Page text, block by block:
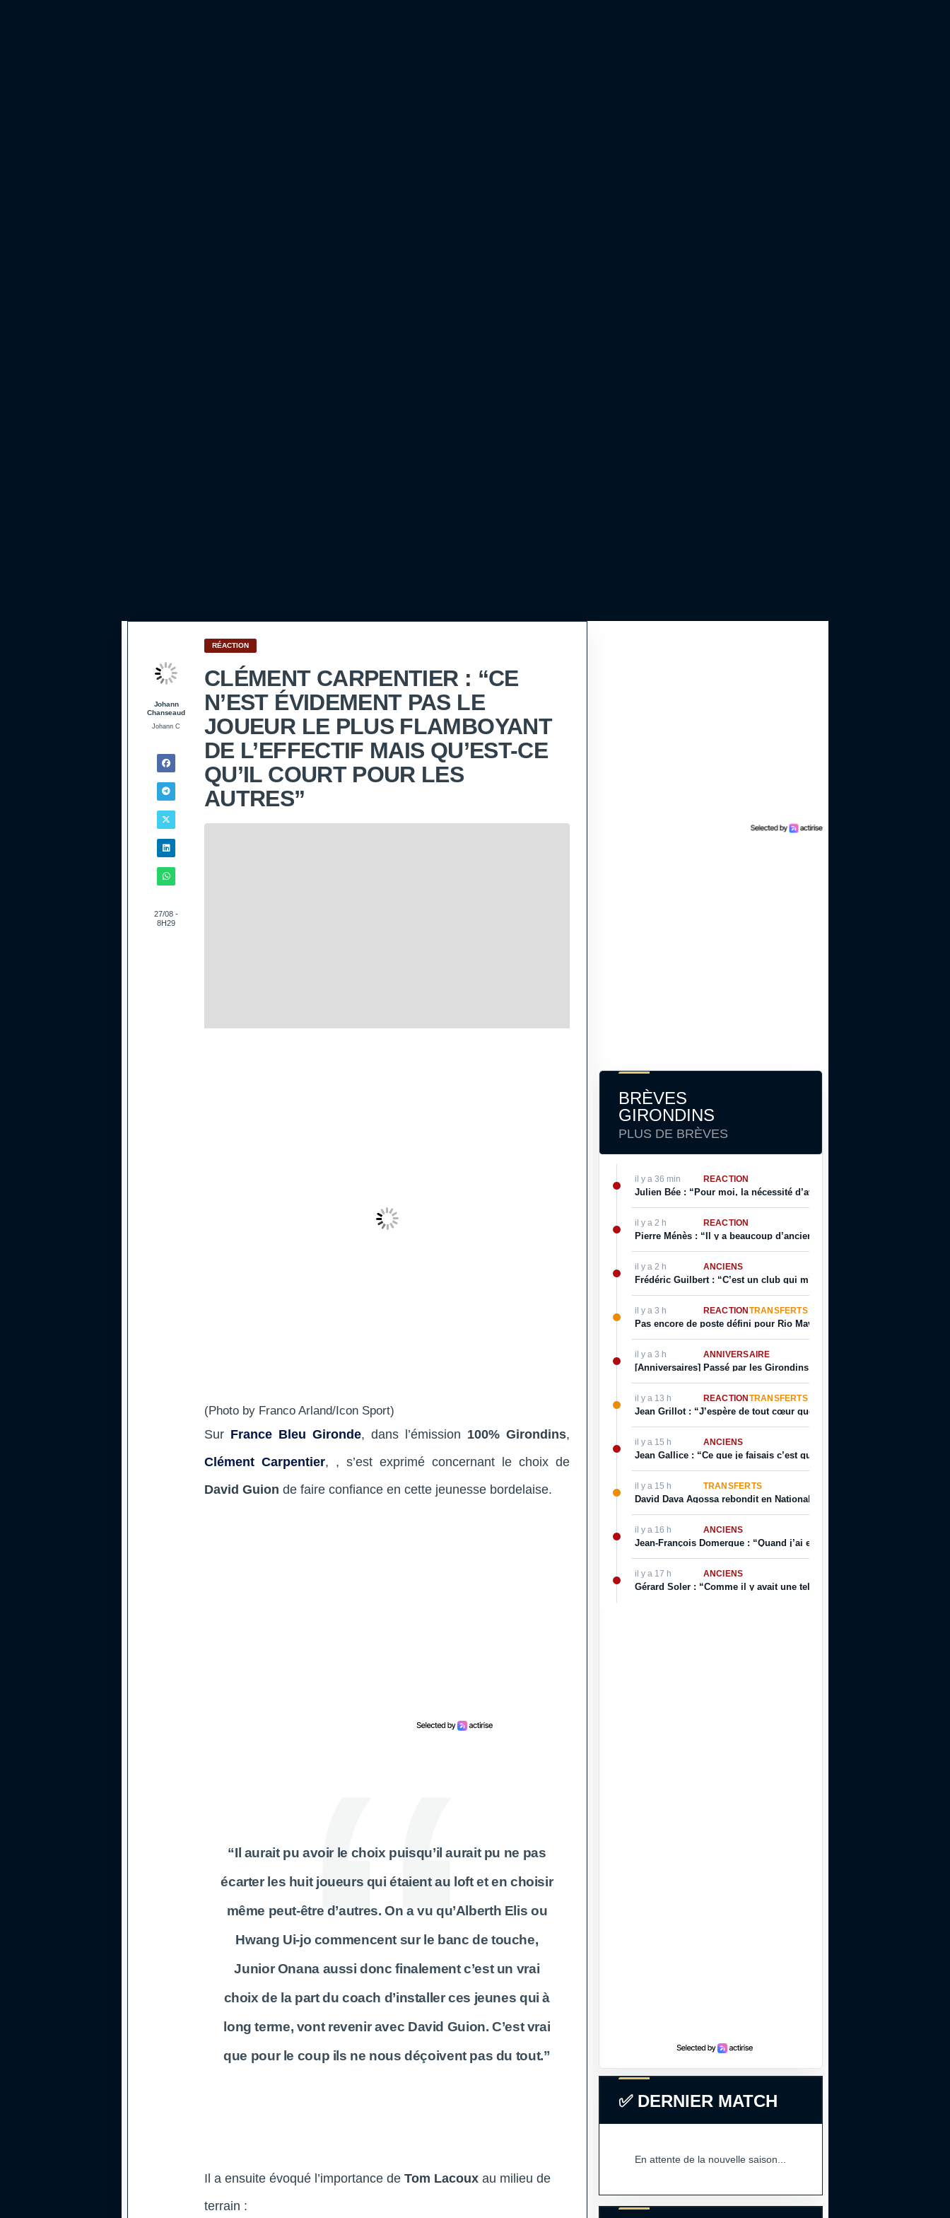
Johann
Chanseaud
Johann C
27/08 -
8H29
RÉACTION
CLÉMENT CARPENTIER : “CE
N’EST ÉVIDEMENT PAS LE
JOUEUR LE PLUS FLAMBOYANT
DE L’EFFECTIF MAIS QU’EST-CE
QU’IL COURT POUR LES
AUTRES”
(Photo by Franco Arland/Icon Sport)
Sur France Bleu Gironde, dans l’émission 100% Girondins,
Clément Carpentier, , s’est exprimé concernant le choix de
David Guion de faire confiance en cette jeunesse bordelaise.
“Il aurait pu avoir le choix puisqu’il aurait pu ne pas
écarter les huit joueurs qui étaient au loft et en choisir
même peut-être d’autres. On a vu qu’Alberth Elis ou
Hwang Ui-jo commencent sur le banc de touche,
Junior Onanaaussi donc finalement c’est un vrai
choix de la part du coach d’installer ces jeunes qui à
long terme, vont revenir avec David Guion. C’est vrai
que pour le coup ils ne nous déçoivent pas du tout.”
Il a ensuite évoqué l’importance de Tom Lacoux au milieu de
terrain :
BRÈVES
GIRONDINS
PLUS DE BRÈVES
il y a 36 min RÉACTION
Julien Bée : “Pour moi, la nécessité d’avoir un coach qui incarne le
il y a 2 h RÉACTION
Pierre Ménès : “Il y a beaucoup d’anciens bordelais qui l’ouvrent
il y a 2 h ANCIENS
Frédéric Guilbert : “C’est un club qui m’a sorti de la merde”
il y a 3 h RÉACTION TRANSFERTS
Pas encore de poste défini pour Rio Mavuba au LOSC
il y a 3 h ANNIVERSAIRE
[Anniversaires] Passé par les Girondins, Jérôme Prior fête son
il y a 13 h RÉACTION TRANSFERTS
Jean Grillot : “J’espère de tout cœur que ce club se relèvera”
il y a 15 h ANCIENS
Jean Gallice : “Ce que je faisais c’est que je faisais visiter le terrain à
il y a 15 h TRANSFERTS
David Dava Agossa rebondit en National 1
il y a 16 h ANCIENS
Jean-François Domergue : “Quand j’ai eu la possibilité d’avoir un
il y a 17 h ANCIENS
Gérard Soler : “Comme il y avait une telle demande, on m’a autorisé
✅ DERNIER MATCH
En attente de la nouvelle saison...